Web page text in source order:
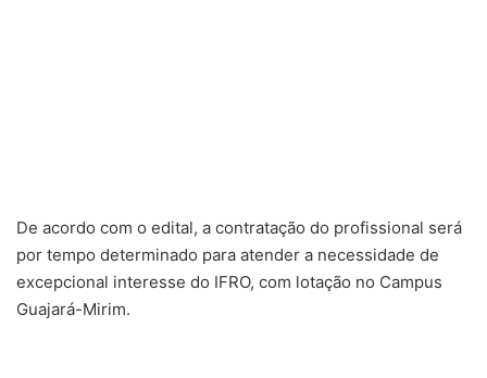
De acordo com o edital, a contratação do profissional será
por tempo determinado para atender a necessidade de
excepcional interesse do IFRO, com lotação no Campus
Guajará-Mirim.